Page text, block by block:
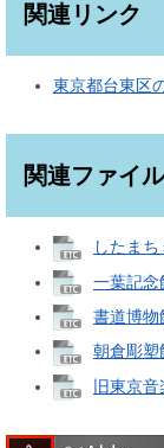
関連リンク
東京都台東区
関連ファイル
したま
一葉記念
書道博物
朝倉彫塑
旧東京